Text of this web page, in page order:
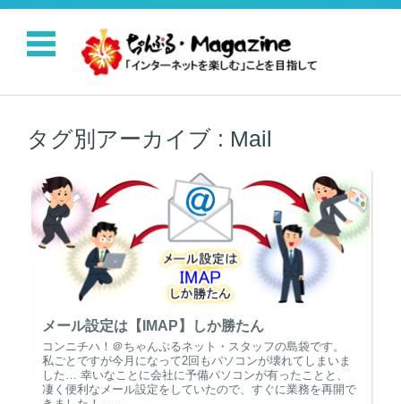
コンテンツに移動
タグ別アーカイブ : Mail
メール設定は【IMAP】しか勝たん
コンニチハ！＠ちゃんぷるネット・スタッフの島袋です。
私ごとですが今月になって2回もパソコンが壊れてしまいま
した… 幸いなことに会社に予備パソコンが有ったことと、
凄く便利なメール設定をしていたので、すぐに業務を再開で